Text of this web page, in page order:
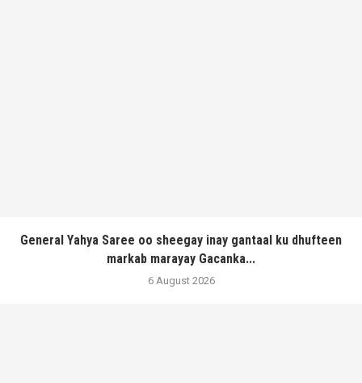
General Yahya Saree oo sheegay inay gantaal ku dhufteen
markab marayay Gacanka...
6 August 2026